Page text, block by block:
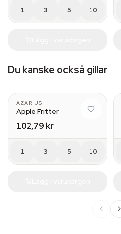
1 3 5 10
Du kanske också gillar
AZARIUS
Apple Fritter
102,79 kr
1 3 5 10